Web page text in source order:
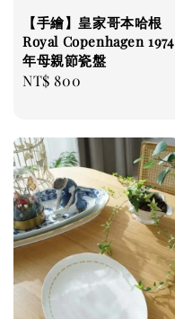
【手繪】皇家哥本哈根
Royal Copenhagen 1974
年母親節瓷盤
Regular
NT$ 800